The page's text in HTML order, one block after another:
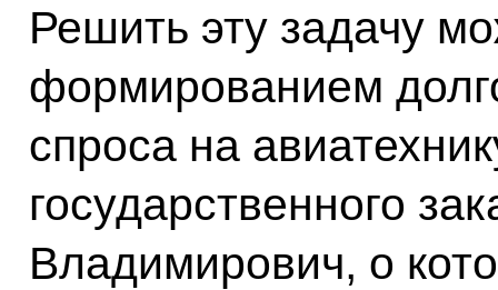
Решить эту задачу
формированием
спроса на
государственного
Владимирович, о